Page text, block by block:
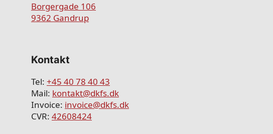
Borgergade 106
9362 Gandrup
Kontakt
Tel: +45 40 78 40 43
Mail: kontakt@dkfs.dk
Invoice: invoice@dkfs.dk
CVR: 42608424